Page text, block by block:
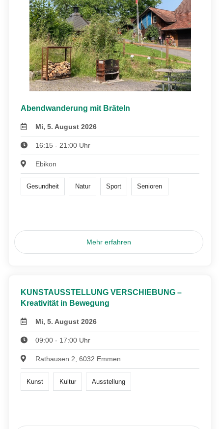
Abendwanderung mit Bräteln
Mi, 5. August 2026
16:15 - 21:00 Uhr
Ebikon
Gesundheit Natur Sport Senioren
Mehr erfahren
KUNSTAUSSTELLUNG VERSCHIEBUNG –
Kreativität in Bewegung
Mi, 5. August 2026
09:00 - 17:00 Uhr
Rathausen 2, 6032 Emmen
Kunst Kultur Ausstellung